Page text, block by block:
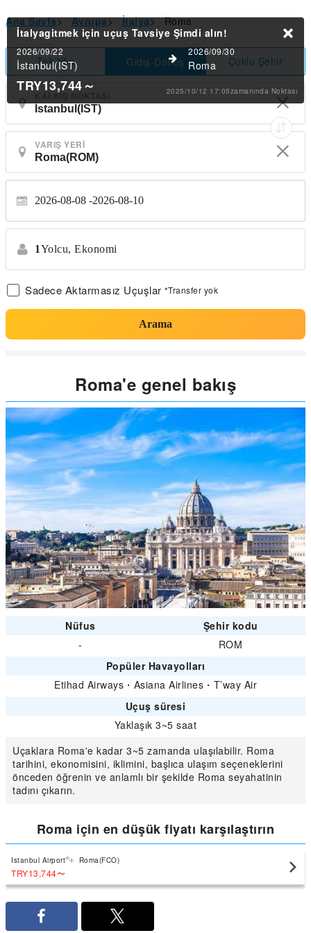
Ana Sayfa> Avrupa> İtalya> Roma
Tek Yön Gidiş-Dönüş Çoklu Şehir
KALKIŞ NOKTASI
VARIŞ YERI
2026-08-08 2026-08-10
1Yolcu, Ekonomi
Sadece Aktarmasız Uçuşlar *Transfer yok
Arama
İtalyagitmek için uçuş Tavsiye Şimdi alın!
2026/09/22
İstanbul(IST)
2026/09/30
Roma
TRY13,744～ 2025/10/12 17:05zamanında Noktası
Roma'e genel bakış
Nüfus
Şehir kodu
-
ROM
Popüler Havayolları
Etihad Airways ・ Asiana Airlines ・ T’way Air
Uçuş süresi
Yaklaşık 3~5 saat
Uçaklara Roma'e kadar 3~5 zamanda ulaşılabilir. Roma
tarihini, ekonomisini, iklimini, başlıca ulaşım seçeneklerini
önceden öğrenin ve anlamlı bir şekilde Roma seyahatinin
tadını çıkarın.
Roma için en düşük fiyatı karşılaştırın
Istanbul Airport Roma(FCO)
TRY13,744〜